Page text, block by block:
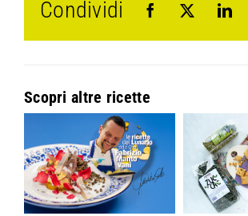
Condividi
Scopri altre ricette